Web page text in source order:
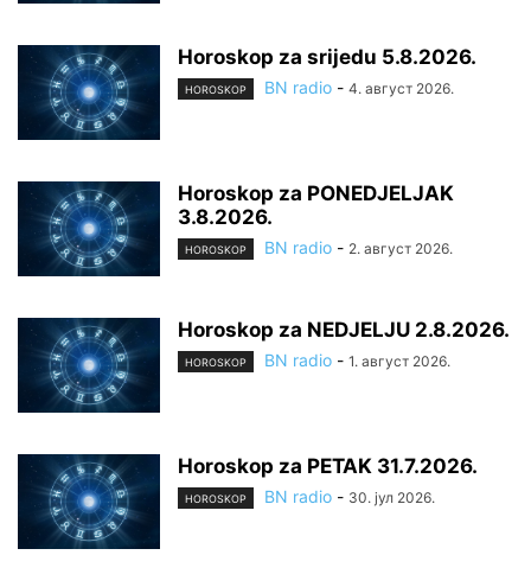
Horoskop za srijedu 5.8.2026.
HOROSKOP BN radio - 4. август 2026.
Horoskop za PONEDJELJAK
3.8.2026.
HOROSKOP BN radio - 2. август 2026.
Horoskop za NEDJELJU 2.8.2026.
HOROSKOP BN radio - 1. август 2026.
Horoskop za PETAK 31.7.2026.
HOROSKOP BN radio - 30. јул 2026.